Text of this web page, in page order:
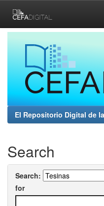
navigation
El Repositorio Digital de
Search
Search:
for